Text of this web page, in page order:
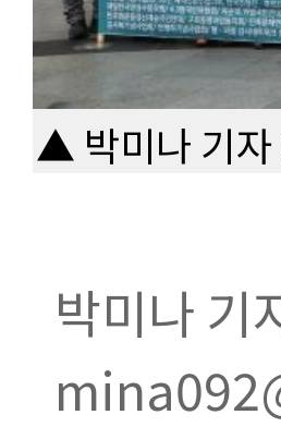
▲ 박미나 기
박미나 기